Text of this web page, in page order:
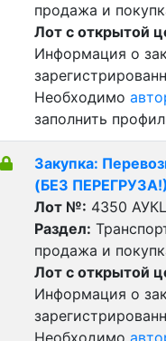
продажа и
Лот с открытой
Информация о
Необходимо
заполнить
Закупка:
(БЕЗ ПЕРЕГРУЗА!)
Лот №: 4350
Раздел:
продажа и
Лот с открытой
Информация о
Необходимо